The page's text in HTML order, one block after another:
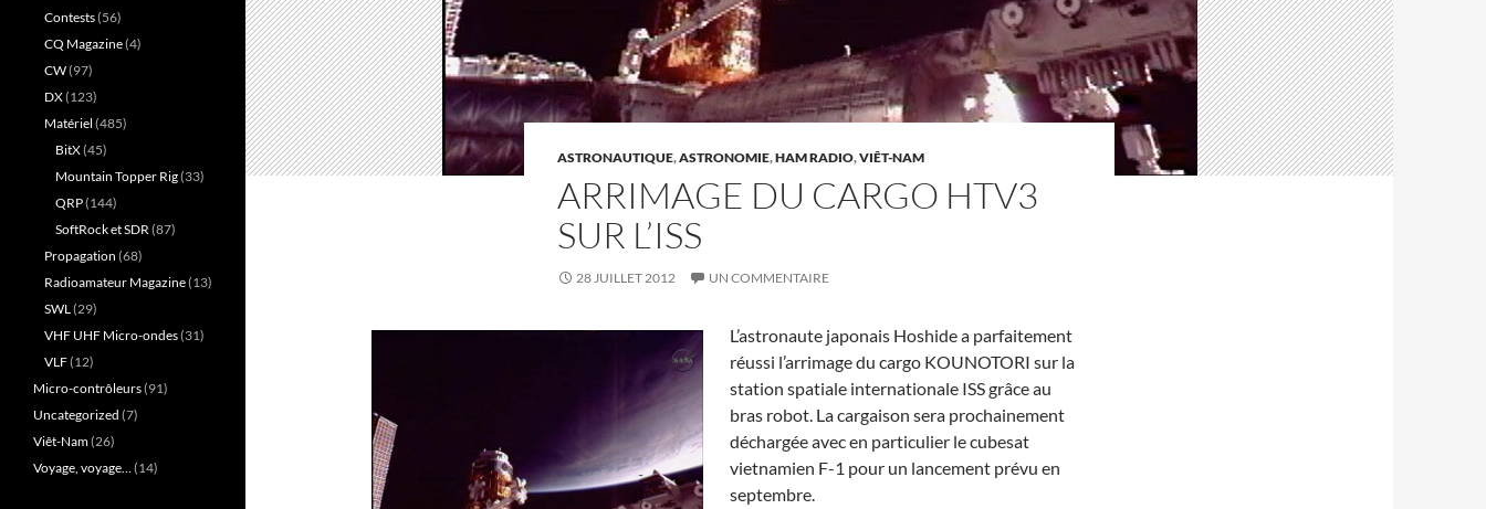
ASTRONAUTIQUE,ASTRONOMIE,HAM RADIO,VIÊT-NAM
ARRIMAGE DU CARGO HTV3
SUR L’ISS
28 JUILLET 2012 UN COMMENTAIRE
L’astronaute japonais Hoshide a parfaitement
réussi l’arrimage du cargo KOUNOTORI sur la
station spatiale internationale ISS grâce au
bras robot. La cargaison sera prochainement
déchargée avec en particulier le cubesat
vietnamien F-1 pour un lancement prévu en
septembre.
Contests(56)
CQ Magazine(4)
CW(97)
DX(123)
Matériel (485)
BitX(45)
Mountain Topper Rig(33)
QRP(144)
SoftRock et SDR(87)
Propagation (68)
Radioamateur Magazine(13)
SWL(29)
VHF UHF Micro-ondes(31)
VLF(12)
Micro-contrôleurs(91)
Uncategorized (7)
Viêt-Nam(26)
Voyage, voyage…(14)